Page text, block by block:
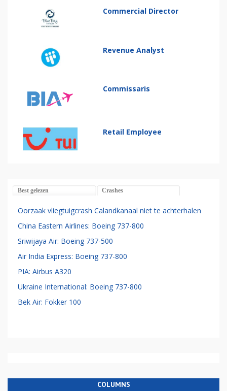
Commercial Director
Revenue Analyst
Commissaris
Retail Employee
Best gelezen Crashes
Oorzaak vliegtuigcrash Calandkanaal niet te achterhalen
China Eastern Airlines: Boeing 737-800
Sriwijaya Air: Boeing 737-500
Air India Express: Boeing 737-800
PIA: Airbus A320
Ukraine International: Boeing 737-800
Bek Air: Fokker 100
COLUMNS